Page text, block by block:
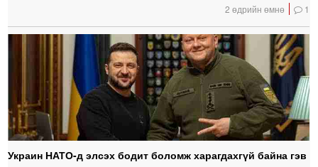
2 өдрийн өмнө 1
Украин НАТО-д элсэх бодит боломж харагдахгүй байна гэв